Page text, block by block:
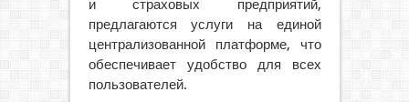
и страховых предприятий,
предлагаются услуги на единой
централизованной платформе, что
обеспечивает удобство для всех
пользователей.